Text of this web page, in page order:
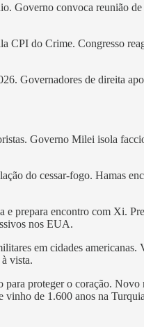
Governo convoca reunião
CPI do Crime. Congresso
Governadores de direita
Governo Milei isola
do cessar-fogo. Hamas
prepara encontro com Xi.
nos EUA.
em cidades americanas.
vista.
proteger o coração.
vinho de 1.600 anos na